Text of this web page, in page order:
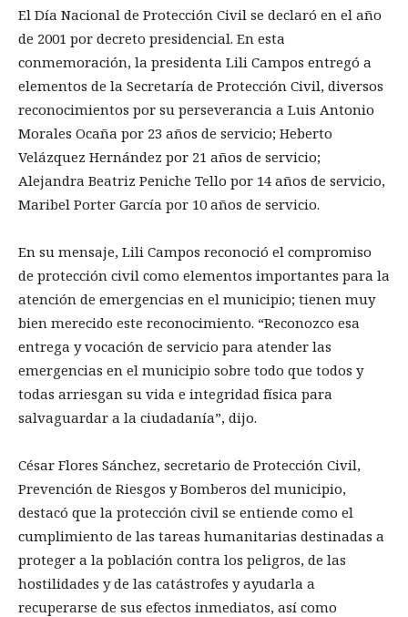
El Día Nacional de Protección Civil se declaró en el año
de 2001 por decreto presidencial. En esta
conmemoración, la presidenta Lili Campos entregó a
elementos de la Secretaría de Protección Civil, diversos
reconocimientos por su perseverancia a Luis Antonio
Morales Ocaña por 23 años de servicio; Heberto
Velázquez Hernández por 21 años de servicio;
Alejandra Beatriz Peniche Tello por 14 años de servicio,
Maribel Porter García por 10 años de servicio.
En su mensaje, Lili Campos reconoció el compromiso
de protección civil como elementos importantes para la
atención de emergencias en el municipio; tienen muy
bien merecido este reconocimiento. “Reconozco esa
entrega y vocación de servicio para atender las
emergencias en el municipio sobre todo que todos y
todas arriesgan su vida e integridad física para
salvaguardar a la ciudadanía”, dijo.
César Flores Sánchez, secretario de Protección Civil,
Prevención de Riesgos y Bomberos del municipio,
destacó que la protección civil se entiende como el
cumplimiento de las tareas humanitarias destinadas a
proteger a la población contra los peligros, de las
hostilidades y de las catástrofes y ayudarla a
recuperarse de sus efectos inmediatos, así como